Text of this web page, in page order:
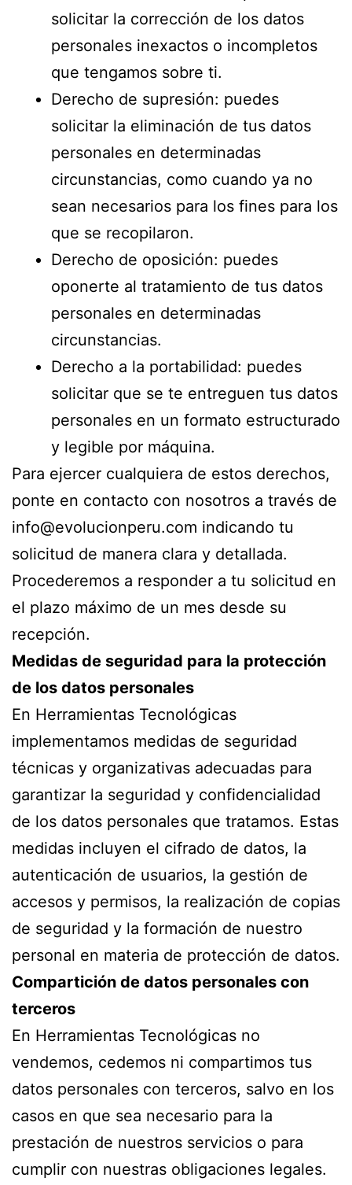
solicitar la corrección de los datos
personales inexactos o incompletos
que tengamos sobre ti.
Derecho de supresión: puedes
solicitar la eliminación de tus datos
personales en determinadas
circunstancias, como cuando ya no
sean necesarios para los fines para los
que se recopilaron.
Derecho de oposición: puedes
oponerte al tratamiento de tus datos
personales en determinadas
circunstancias.
Derecho a la portabilidad: puedes
solicitar que se te entreguen tus datos
personales en un formato estructurado
y legible por máquina.
Para ejercer cualquiera de estos derechos,
ponte en contacto con nosotros a través de
info@evolucionperu.com indicando tu
solicitud de manera clara y detallada.
Procederemos a responder a tu solicitud en
el plazo máximo de un mes desde su
recepción.
Medidas de seguridad para la protección
de los datos personales
En Herramientas Tecnológicas
implementamos medidas de seguridad
técnicas y organizativas adecuadas para
garantizar la seguridad y confidencialidad
de los datos personales que tratamos. Estas
medidas incluyen el cifrado de datos, la
autenticación de usuarios, la gestión de
accesos y permisos, la realización de copias
de seguridad y la formación de nuestro
personal en materia de protección de datos.
Compartición de datos personales con
terceros
En Herramientas Tecnológicas no
vendemos, cedemos ni compartimos tus
datos personales con terceros, salvo en los
casos en que sea necesario para la
prestación de nuestros servicios o para
cumplir con nuestras obligaciones legales.